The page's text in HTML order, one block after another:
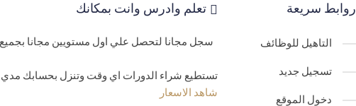
روابط سريعة
التاهيل للوظائف
تسجيل جديد
دخول الموقع
تعلم وادرس وانت بمكانك
سجل مجانا لتحصل علي اول مستويين مجانا بجميع
تستطيع شراء الدورات اي وقت وتنزل بحسابك مدي
شاهد الاسعار